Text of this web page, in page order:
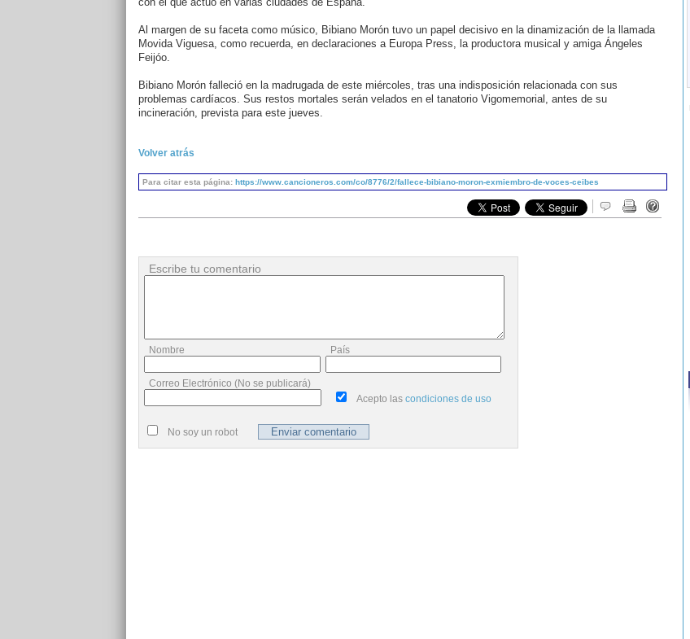
Al margen de su faceta como músico, Bibiano Morón tuvo un papel decisivo en la dinamización de la llamada
Movida Viguesa, como recuerda, en declaraciones a Europa Press, la productora musical y amiga Ángeles
Feijóo.
Bibiano Morón falleció en la madrugada de este miércoles, tras una indisposición relacionada con sus
problemas cardíacos. Sus restos mortales serán velados en el tanatorio Vigomemorial, antes de su
incineración, prevista para este jueves.
Volver atrás
Para citar esta página: https://www.cancioneros.com/co/8776/2/fallece-bibiano-moron-exmiembro-de-voces-ceibes
Escribe tu comentario
Nombre País
Correo Electrónico (No se publicará)
Acepto las condiciones de uso
No soy un robot